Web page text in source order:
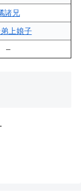
諸兄
上娘子
–